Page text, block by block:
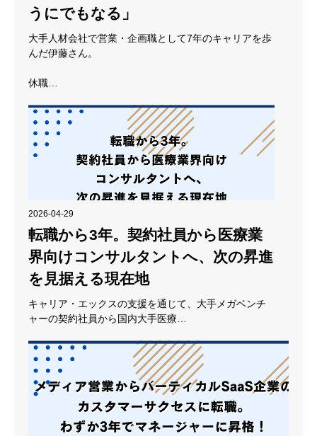
うにでもなる」
大手人材会社で営業・企画職として7年のキャリアを歩
んだ伊藤さん。
休職…
2026-04-29
転職から3年。契約社員から医療業
界向けコンサルタントへ、次の昇進
を見据える現在地
キャリア・エックスの支援を通じて、大手メガベンチ
ャーの契約社員から国内大手医療…